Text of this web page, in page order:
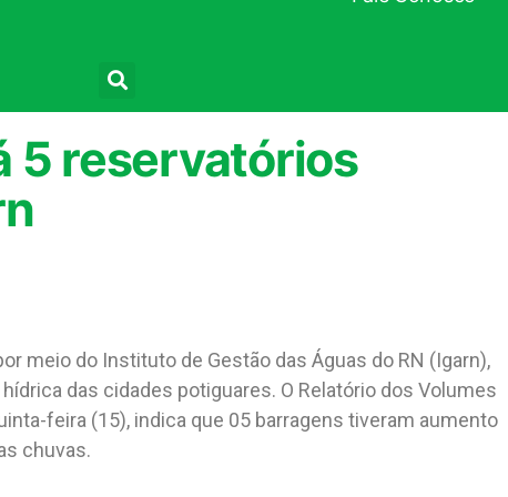
5 reservatórios
meio do Instituto de Gestão das Águas do RN (Igarn),
das cidades potiguares. O Relatório dos Volumes
feira (15), indica que 05 barragens tiveram aumento
chuvas.